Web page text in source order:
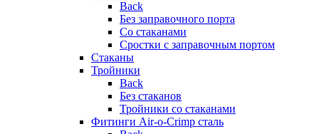
Back
Без заправочного порта
Со стаканами
Сростки с заправочным портом
Стаканы
Тройники
Back
Без стаканов
Тройники со стаканами
Фитинги Air-o-Crimp сталь